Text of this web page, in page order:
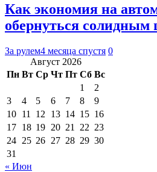
Как экономия на
обернуться
За рулем4 месяца спустя 0
Август 2026
Пн Вт Ср Чт Пт Сб Вс
1
2
3
4 5 6 7 8
9
10 11 12 13 14 15 16
17 18 19 20 21 22 23
24 25 26 27 28 29 30
31
« Июн